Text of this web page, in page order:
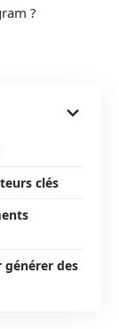
?
clés
générer des